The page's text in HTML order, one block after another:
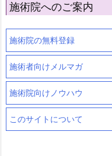
施術院へのご案内
施術院の無料登録
施術者向けメルマガ
施術院向けノウハウ
このサイトについて